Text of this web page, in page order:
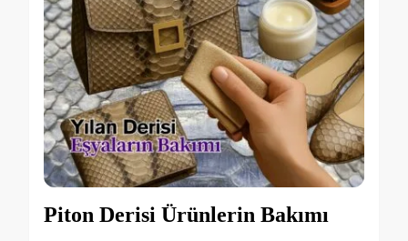
Piton Derisi Ürünlerin Bakımı